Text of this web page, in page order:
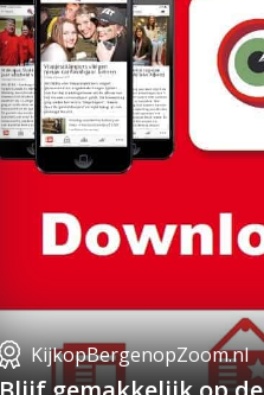
KijkopBergenopZoom.nl